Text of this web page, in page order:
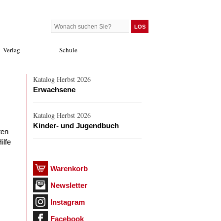
Verlag Schule
Katalog Herbst 2026
Erwachsene
Katalog Herbst 2026
Kinder- und Jugendbuch
Warenkorb
Newsletter
Instagram
Facebook